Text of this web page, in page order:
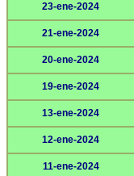
23-ene-2024
21-ene-2024
20-ene-2024
19-ene-2024
13-ene-2024
12-ene-2024
11-ene-2024